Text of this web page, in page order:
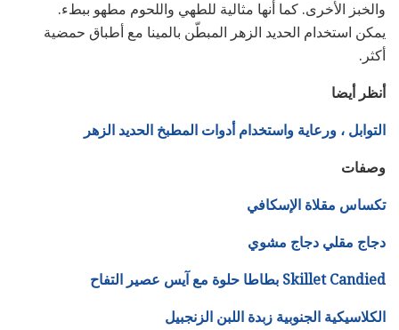
والخبز الأخرى. كما أنها مثالية للطهي واللحوم مطهو ببطء.
يمكن استخدام الحديد الزهر المبطّن بالمينا مع أطباق حمضية
أكثر.
أنظر أيضا
التوابل ، ورعاية واستخدام أدوات المطبخ الحديد الزهر
وصفات
تكساس مقلاة الإسكافي
دجاج مقلي دجاج مشوي
Skillet Candied بطاطا حلوة مع آيس عصير التفاح
الكلاسيكية الجنوبية زبدة اللبن الزنجبيل